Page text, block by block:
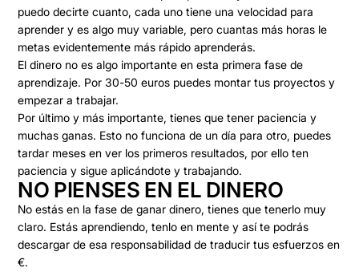
puedo decirte cuanto, cada uno tiene una velocidad para
aprender y es algo muy variable, pero cuantas más horas le
metas evidentemente más rápido aprenderás.
El dinero no es algo importante en esta primera fasede
aprendizaje. Por 30-50 euros puedes montar tus proyectos y
empezar a trabajar.
Por último y más importante, tienes que tener paciencia y
muchas ganas. Esto no funciona de un día para otro, puedes
tardar meses en ver los primeros resultados, por ello ten
paciencia y sigue aplicándote y trabajando.
NO PIENSES EN EL DINERO
No estás en la fase de ganar dinero, tienes que tenerlo muy
claro. Estás aprendiendo, tenlo en mente y así te podrás
descargar de esa responsabilidad de traducir tus esfuerzos en
€.